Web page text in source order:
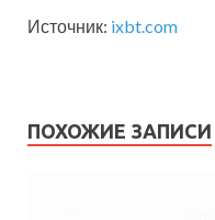
Источник: ixbt.com
ПОХОЖИЕ ЗАПИСИ